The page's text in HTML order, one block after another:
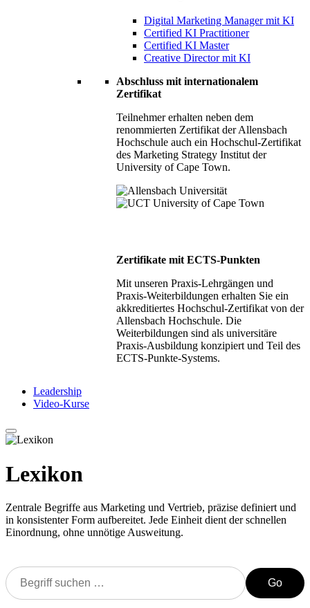
Digital Marketing Manager mit KI
Certified KI Practitioner
Certified KI Master
Creative Director mit KI
Abschluss mit internationalem
Zertifikat
Teilnehmer erhalten neben dem
renommierten Zertifikat der Allensbach
Hochschule auch ein Hochschul-Zertifikat
des Marketing Strategy Institut der
University of Cape Town.
Zertifikate mit ECTS-Punkten
Mit unseren Praxis-Lehrgängen und
Praxis-Weiterbildungen erhalten Sie ein
akkreditiertes Hochschul-Zertifikat von der
Allensbach Hochschule. Die
Weiterbildungen sind als universitäre
Praxis-Ausbildung konzipiert und Teil des
ECTS-Punkte-Systems.
Leadership
Video-Kurse
Lexikon
Zentrale Begriffe aus Marketing und Vertrieb, präzise definiert und
in konsistenter Form aufbereitet. Jede Einheit dient der schnellen
Einordnung, ohne unnötige Ausweitung.
Go